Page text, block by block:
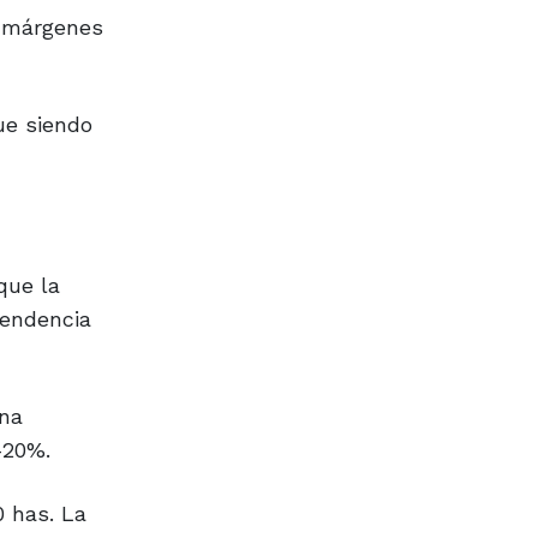
siendo
la
has. La